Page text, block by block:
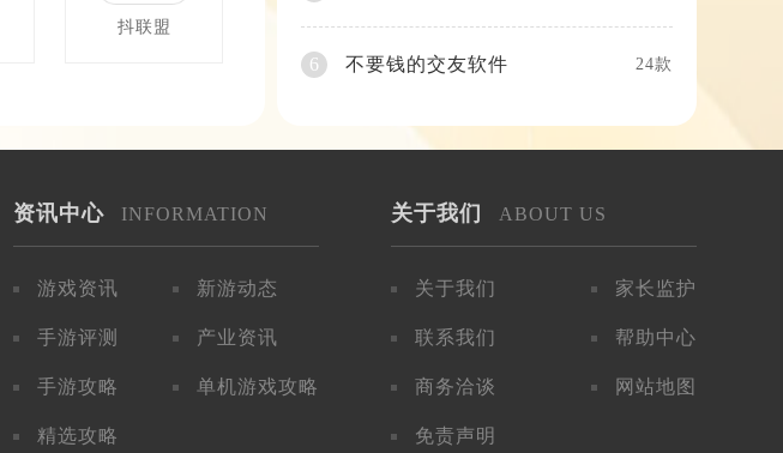
抖联盟
6 不要钱的交友软件 24款
资讯中心 INFORMATION
游戏资讯
手游评测
手游攻略
精选攻略
新游动态
产业资讯
单机游戏攻略
关于我们 ABOUT US
关于我们
联系我们
商务洽谈
免责声明
家长监护
帮助中心
网站地图